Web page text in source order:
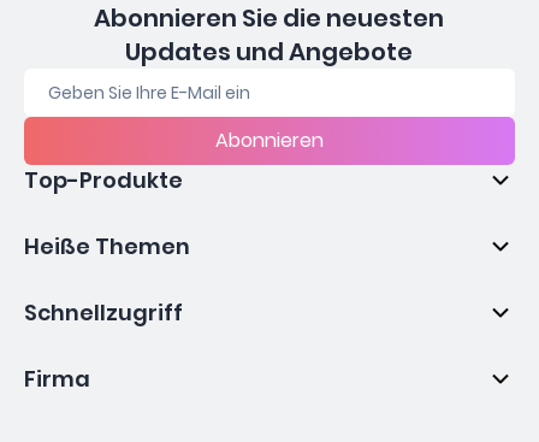
Abonnieren Sie die neuesten
Updates und Angebote
Abonnieren
Top-Produkte
Heiße Themen
Schnellzugriff
Firma